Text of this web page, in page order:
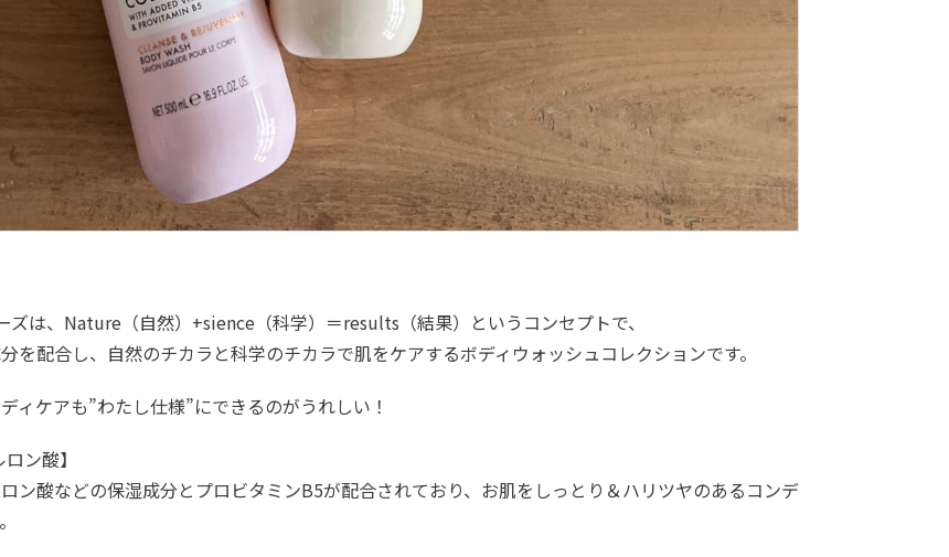
ズは、Nature（自然）+sience（科学）＝results（結果）というコンセプトで、
を配合し、自然のチカラと科学のチカラで肌をケアするボディウォッシュコレクションです。
ィケアも”わたし仕様”にできるのがうれしい！
ン酸】
ン酸などの保湿成分とプロビタミンB5が配合されており、お肌をしっとり＆ハリツヤのあるコンデ